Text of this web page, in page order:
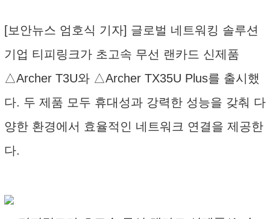
[보안뉴스 엄호식 기자] 글로벌 네트워킹 솔루션
기업 티피링크가 초고속 무선 랜카드 신제품
△Archer T3U와 △Archer TX35U Plus를 출시했
다. 두 제품 모두 휴대성과 강력한 성능을 갖춰 다
양한 환경에서 효율적인 네트워크 연결을 제공한
다.